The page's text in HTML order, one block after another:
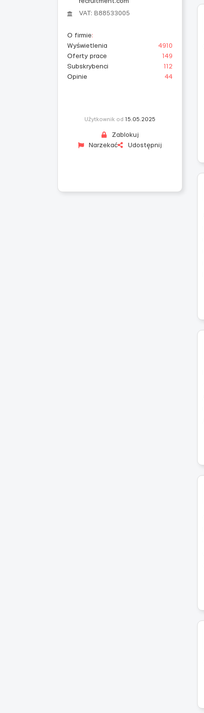
VAT: B88533005
O firmie:
Wyświetlenia
4910
Oferty prace
149
Subskrybenci
112
Opinie
44
Użytkownik od 15.05.2025
Zablokuj
Narzekać
Udostępnij